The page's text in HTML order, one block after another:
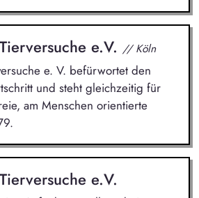
e.V. // Köln
e. V. befürwortet den
und steht gleichzeitig für
am Menschen orientierte
e.V.